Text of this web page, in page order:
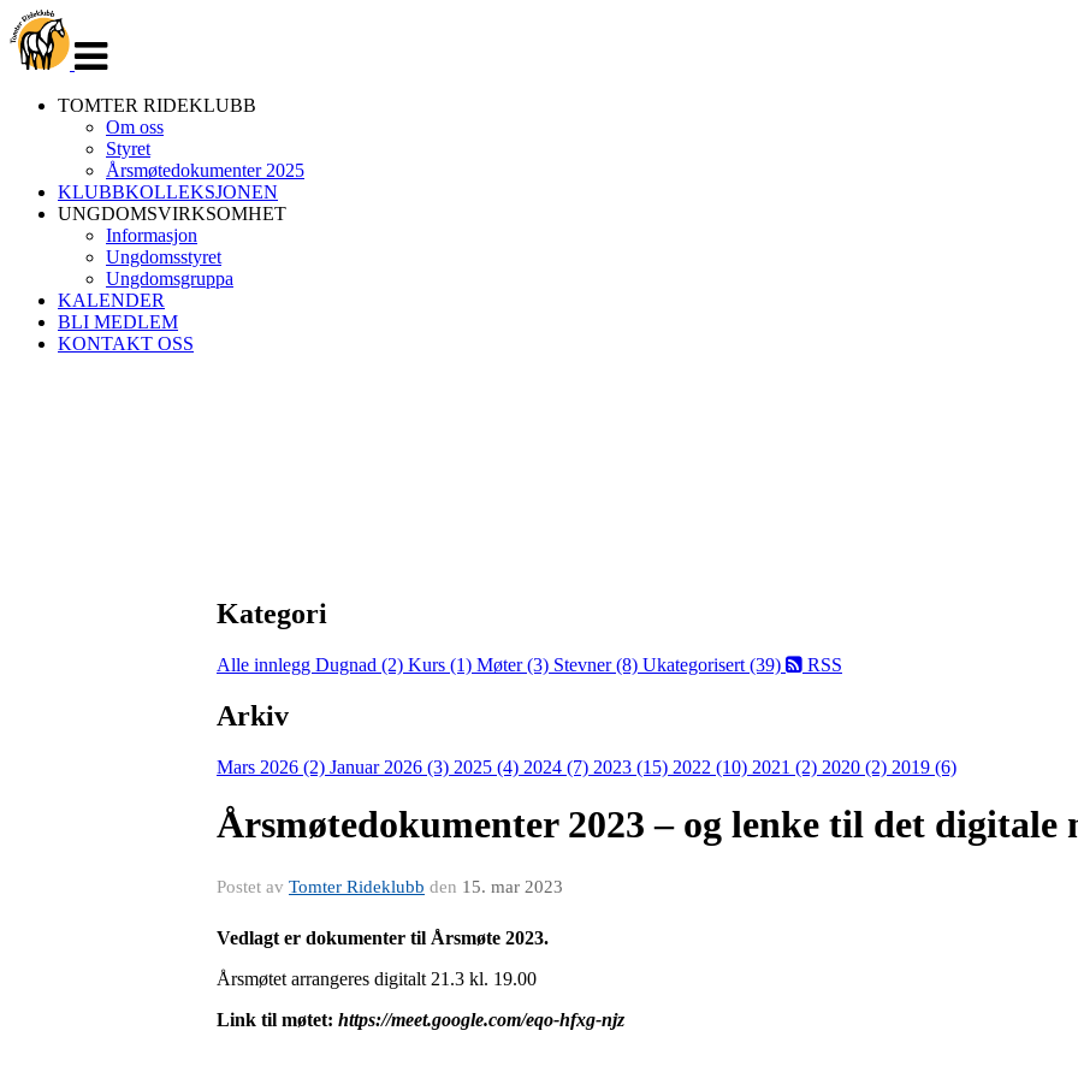
navigasjon
TOMTER RIDEKLUBB
Om oss
Styret
Årsmøtedokumenter 2025
KLUBBKOLLEKSJONEN
UNGDOMSVIRKSOMHET
Informasjon
Ungdomsstyret
Ungdomsgruppa
KALENDER
BLI MEDLEM
KONTAKT OSS
Kategori
Alle innlegg Dugnad (2) Kurs (1) Møter (3) Stevner (8) Ukategorisert (39) RSS
Arkiv
Mars 2026 (2) Januar 2026 (3) 2025 (4) 2024 (7) 2023 (15) 2022 (10) 2021 (2) 2020 (2) 2019 (6)
Årsmøtedokumenter 2023 – og lenke til det digitale
Postet av Tomter Rideklubb den 15. mar 2023
Vedlagt er dokumenter til Årsmøte 2023.
Årsmøtet arrangeres digitalt 21.3 kl. 19.00
Link til møtet: https://meet.google.com/eqo-hfxg-njz